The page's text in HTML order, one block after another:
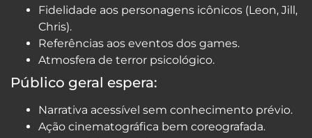
Fidelidade aos personagens icônicos (Leon, Jill,
Chris).
Referências aos eventos dos games.
Atmosfera de terror psicológico.
Público geral espera:
Narrativa acessível sem conhecimento prévio.
Ação cinematográfica bem coreografada.